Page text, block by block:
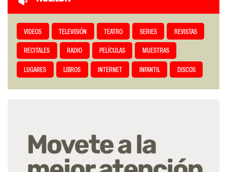
VIDEOS TELEVISIÓN TEATRO SERIES REVISTAS
RECITALES RADIO PELÍCULAS MUESTRAS
LUGARES LIBROS INTERNET INFANTIL DISCOS